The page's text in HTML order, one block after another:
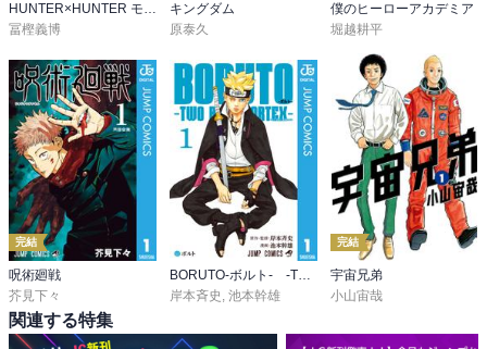
HUNTER×HUNTER モノクロ版
冨樫義博
キングダム
原泰久
僕のヒーローアカデミア
堀越耕平
完結
呪術廻戦
芥見下々
岸本斉史 池本幹雄
完結
宇宙兄弟
小山宙哉
関連する特集